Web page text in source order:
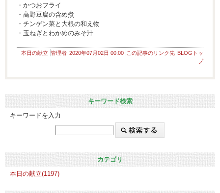
・かつおフライ
・高野豆腐の含め煮
・チンゲン菜と大根の和え物
・玉ねぎとわかめのみそ汁
本日の献立 管理者 2020年07月02日 00:00 この記事のリンク先 BLOGトッ
プ
キーワード検索
キーワードを入力
カテゴリ
本日の献立(1197)